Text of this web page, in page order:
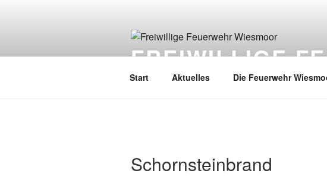
FREIWILLIGE
Start Aktuelles Die Feuerwehr
Schornsteinbrand